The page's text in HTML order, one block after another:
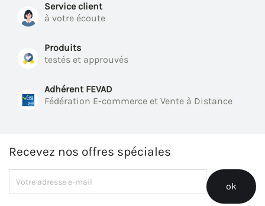
Service client
à votre écoute
Produits
testés et approuvés
Adhérent FEVAD
Fédération E-commerce et Vente à Distance
Recevez nos offres spéciales